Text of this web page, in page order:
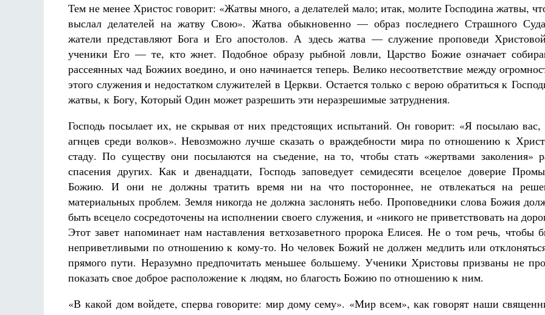
Тем не менее Христос говорит: «Жатвы много, а делателей мало; итак, молите Господина жатвы,
выслал делателей на жатву Свою». Жатва обыкновенно — образ последнего Страшного
жатели представляют Бога и Его апостолов. А здесь жатва — служение проповеди
ученики Его — те, кто жнет. Подобное образу рыбной ловли, Царство Божие означает
рассеянных чад Божиих воедино, и оно начинается теперь. Велико несоответствие между
этого служения и недостатком служителей в Церкви. Остается только с верою обратиться к
жатвы, к Богу, Который Один может разрешить эти неразрешимые затруднения.
Господь посылает их, не скрывая от них предстоящих испытаний. Он говорит: «Я посылаю вас,
агнцев среди волков». Невозможно лучше сказать о враждебности мира по отношению к
стаду. По существу они посылаются на съедение, на то, чтобы стать «жертвами заколения»
спасения других. Как и двенадцати, Господь заповедует семидесяти всецелое доверие
Божию. И они не должны тратить время ни на что постороннее, не отвлекаться на
материальных проблем. Земля никогда не должна заслонять небо. Проповедники слова Божия
быть всецело сосредоточены на исполнении своего служения, и «никого не приветствовать на
Этот завет напоминает нам наставления ветхозаветного пророка Елисея. Не о том речь, чтобы
неприветливыми по отношению к кому-то. Но человек Божий не должен медлить или
прямого пути. Неразумно предпочитать меньшее большему. Ученики Христовы призваны не
показать свое доброе расположение к людям, но благость Божию по отношению к ним.
«В какой дом войдете, сперва говорите: мир дому сему». «Мир всем», как говорят наши